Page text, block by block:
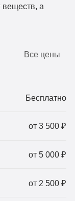
веществ, а
Все цены
Бесплатно
от 3 500 ₽
от 5 000 ₽
от 2 500 ₽